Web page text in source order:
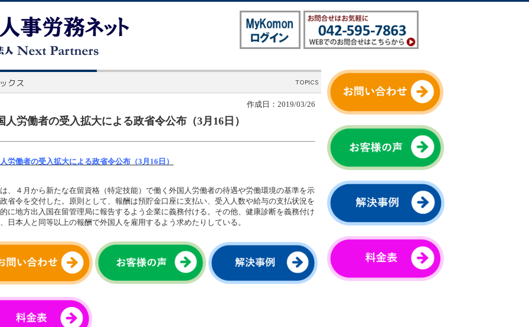
作成日：2019/03/26
人労働者の受入拡大による政省令公布（3月16日）
労働者の受入拡大による政省令公布（3月16日）
、４月から新たな在留資格（特定技能）で働く外国人労働者の待遇や労働環境の基準を示
省令を交付した。原則として、報酬は預貯金口座に支払い、受入人数や給与の支払状況を
に地方出入国在留管理局に報告するよう企業に義務付ける。その他、健康診断を義務付け
日本人と同等以上の報酬で外国人を雇用するよう求めたりしている。